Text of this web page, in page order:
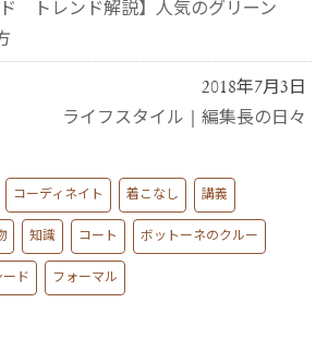
ド トレンド解説】人気のグリーン
2018年7月3日
ライフスタイル
編集長の日々
コーディネイト 着こなし 講義
知識 コート ボットーネのクルー
ード フォーマル